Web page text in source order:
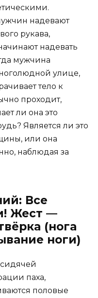
надевают
рукава,
надевать
мужчина
улице,
тело к
проходит,
ли она это
Является ли это
или она
наблюдая за
Все
Жест —
(нога
ноги)
паха,
половые